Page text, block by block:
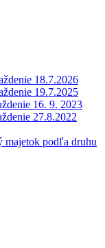
18.7.2026
19.7.2025
16. 9. 2023
27.8.2022
majetok podľa druhu